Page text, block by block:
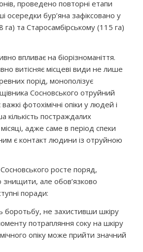
проведено повторні етапи
осередки бур’яна зафіксовано у
га) та Старосамбірському (115 га)
впливає на біорізноманіття.
витісняє місцеві види не лише
порід, монополізує
Сосновського отруйний
фотохімічні опіки у людей і
кількість постраждалих
місяці, адже саме в період спеки
є контакт людини із отруйною
росте поряд,
знищити, але обов’язково
поради:
боротьбу, не захистивши шкіру
потрапляння соку на шкіру
опіку може прийти значний